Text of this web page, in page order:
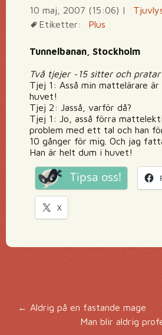
10 maj, 2007 (15:06) |
Etiketter:
Plus
Tunnelbanan, Stockholm
Två tjejer ~15 sitter och
Tjej 1: Asså min mattelärare
huvet!
Tjej 2: Jasså, varför då?
Tjej 1: Jo, asså förra
problem med ett tal och han
10 gånger för mig. Och jag
Han är helt dum i huvet!
Tipsa oss!
X
← Aldrig på en fastande mage
Man blir aldrig